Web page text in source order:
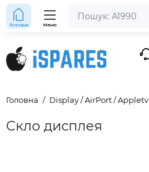
Головна Меню
Головна Display / AirPort / Appletv
Скло дисплея